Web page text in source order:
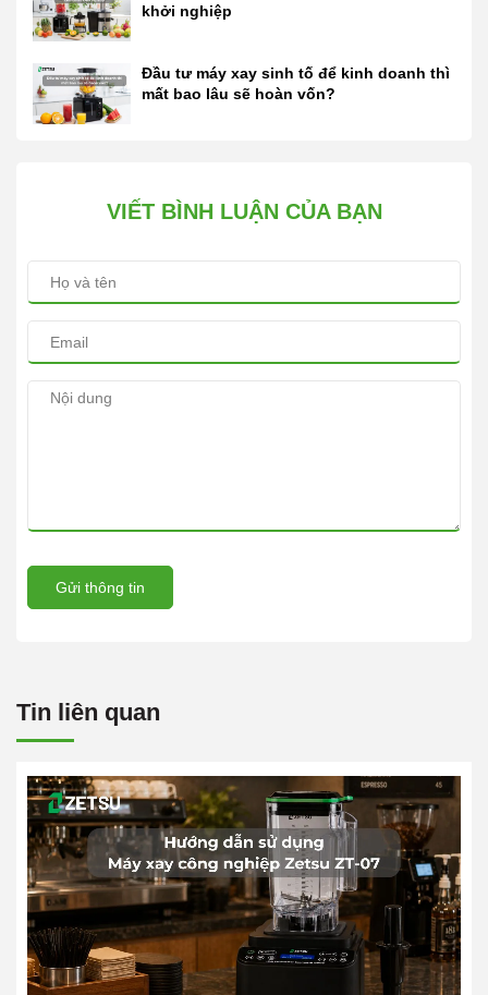
khởi nghiệp
Đầu tư máy xay sinh tố để kinh doanh thì
mất bao lâu sẽ hoàn vốn?
VIẾT BÌNH LUẬN CỦA BẠN
Gửi thông tin
Tin liên quan